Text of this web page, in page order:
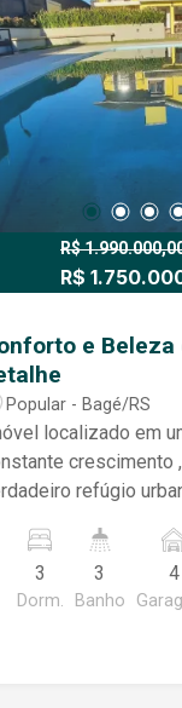
R$
R$
e Beleza
Popular - Bagé/RS
localizado em uma
crescimento
refúgio
o prazer de um
O destaque fica
amplo, privativo
3
Dorm.
3
Banho
4